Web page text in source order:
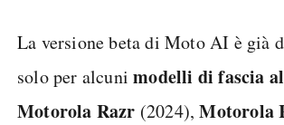
La versione beta di Moto AI è già
solo per alcunimodelli di fascia
Motorola Razr (2024),Motorola